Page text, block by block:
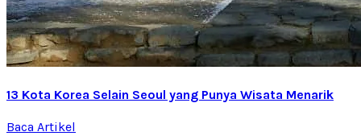
13 Kota Korea Selain Seoul yang Punya Wisata Menarik
Baca Artikel